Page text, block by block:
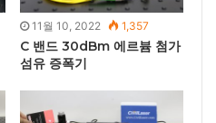
11월 10, 2022 1,357
C 밴드 30dBm 에르븀 첨가
섬유 증폭기